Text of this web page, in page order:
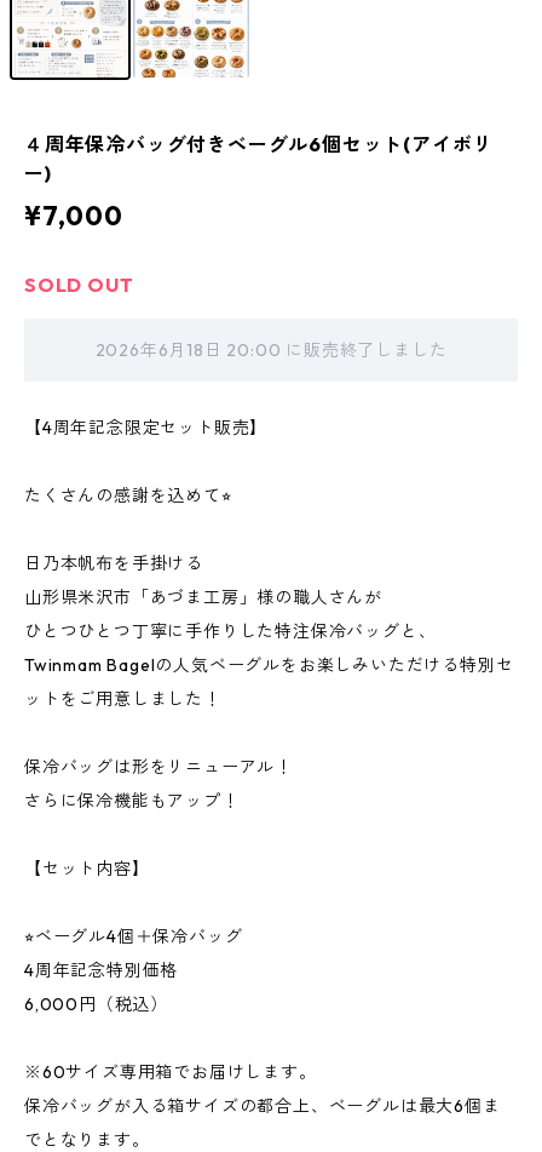
４周年保冷バッグ付きベーグル6個セット(アイボリ
ー)
¥7,000
SOLD OUT
2026年6月18日 20:00 に販売終了しました
【4周年記念限定セット販売】
たくさんの感謝を込めて⭐︎
日乃本帆布を手掛ける
山形県米沢市「あづま工房」様の職人さんが
ひとつひとつ丁寧に手作りした特注保冷バッグと、
Twinmam Bagelの人気ベーグルをお楽しみいただける特別セ
ットをご用意しました！
保冷バッグは形をリニューアル！
さらに保冷機能もアップ！
【セット内容】
⭐︎ベーグル4個＋保冷バッグ
4周年記念特別価格
6,000円（税込）
※60サイズ専用箱でお届けします。
保冷バッグが入る箱サイズの都合上、ベーグルは最大6個ま
でとなります。